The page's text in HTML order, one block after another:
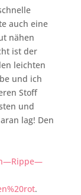
auch eine
nähen
ist der
leichten
und ich
Stoff
und
lag! Den
.